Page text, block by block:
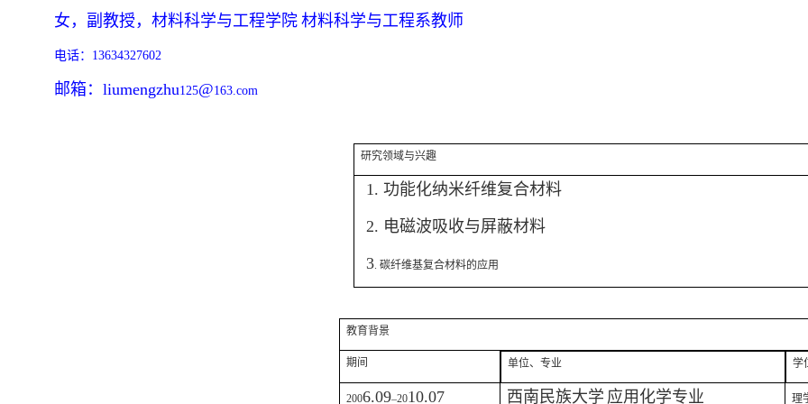
女，副教授，材料科学与工程学院 材料科学与工程系教师
电话： 13634327602
邮箱： liumengzhu125@163.com
研究领域与兴趣
1. 功能化纳米纤维复合材料
2. 电磁波吸收与屏蔽材料
3. 碳纤维基复合材料的应用
教育背景
期间 单位、专业 学
2006.09–2010.07 西南民族大学 应用化学专业 理